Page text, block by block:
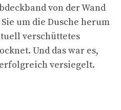
von der Wand
um die Dusche herum
verschüttetes
Und das war es,
versiegelt.